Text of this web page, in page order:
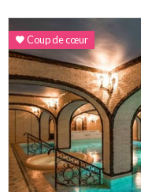
Coup de cœur